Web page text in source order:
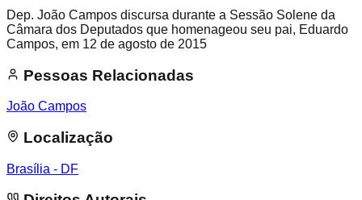
Dep. João Campos discursa durante a Sessão Solene da
Câmara dos Deputados que homenageou seu pai, Eduardo
Campos, em 12 de agosto de 2015
Pessoas Relacionadas
João Campos
Localização
Brasília - DF